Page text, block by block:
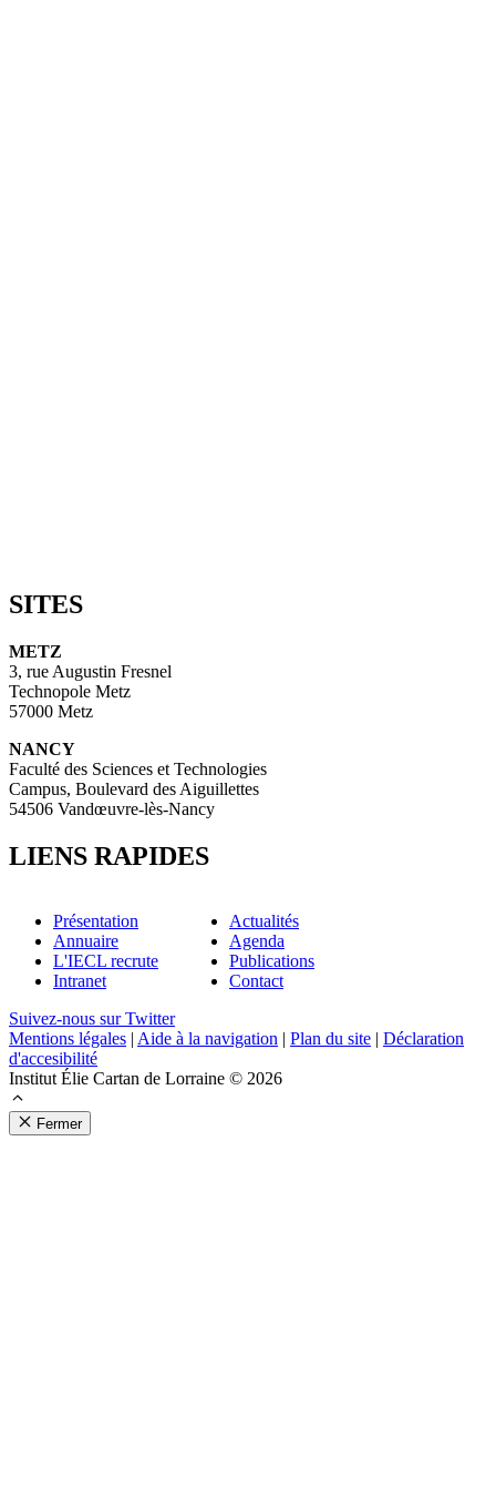
SITES
METZ
3, rue Augustin Fresnel
Technopole Metz
57000 Metz
NANCY
Faculté des Sciences et Technologies
Campus, Boulevard des Aiguillettes
54506 Vandœuvre-lès-Nancy
LIENS RAPIDES
Présentation
Annuaire
L'IECL recrute
Intranet
Actualités
Agenda
Publications
Contact
Suivez-nous sur Twitter
Mentions légales | Aide à la navigation | Plan du site | Déclaration
d'accesibilité
Institut Élie Cartan de Lorraine © 2026
Fermer